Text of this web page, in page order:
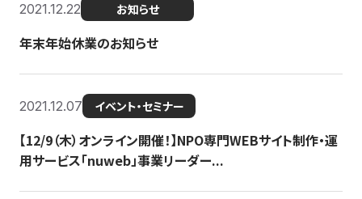
2021.12.22 お知らせ
年末年始休業のお知らせ
2021.12.07 イベント・セミナー
【12/9（木）オンライン開催！】NPO専門WEBサイト制作・運
用サービス「nuweb」事業リーダー...